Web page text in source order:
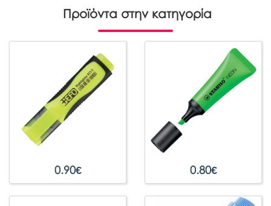
Προϊόντα στην κατηγορία
0.90€ 0.80€